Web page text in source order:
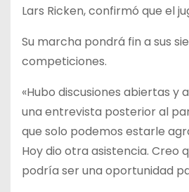
Lars Ricken, confirmó que el
Su marcha pondrá fin a sus
competiciones.
«Hubo discusiones abiertas
una entrevista posterior al
que solo podemos estarle
Hoy dio otra asistencia. Creo
podría ser una oportunidad